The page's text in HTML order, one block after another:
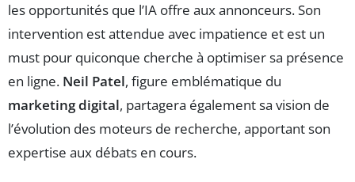
les opportunités que l’IA offre aux annonceurs. Son
intervention est attendue avec impatience et est un
must pour quiconque cherche à optimiser sa présence
en ligne. Neil Patel, figure emblématique du
marketing digital, partagera également sa vision de
l’évolution des moteurs de recherche, apportant son
expertise aux débats en cours.